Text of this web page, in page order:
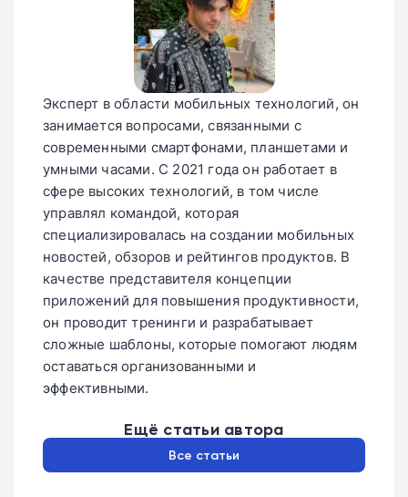
Эксперт в области мобильных технологий, он
занимается вопросами, связанными с
современными смартфонами, планшетами и
умными часами. С 2021 года он работает в
сфере высоких технологий, в том числе
управлял командой, которая
специализировалась на создании мобильных
новостей, обзоров и рейтингов продуктов. В
качестве представителя концепции
приложений для повышения продуктивности,
он проводит тренинги и разрабатывает
сложные шаблоны, которые помогают людям
оставаться организованными и
эффективными.
Ещё статьи автора
Все статьи